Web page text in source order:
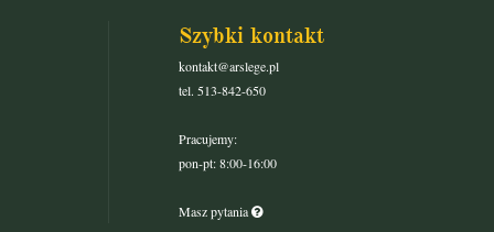
Szybki kontakt
kontakt@arslege.pl
tel. 513-842-650
Pracujemy:
pon-pt: 8:00-16:00
Masz pytania